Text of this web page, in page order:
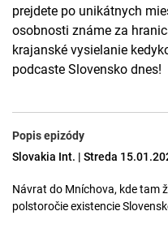
prejdete po unikátnych
osobnosti známe za
krajanské vysielanie
podcaste Slovensko dnes!
Popis epizódy
Slovakia Int. | Streda
Návrat do Mníchova, kde tam
polstoročie existencie